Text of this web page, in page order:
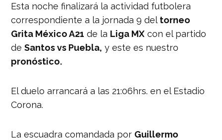
Esta noche finalizará la actividad futbolera
correspondiente a la jornada 9 del torneo
Grita México A21 de la Liga MX con el partido
deSantos vs Puebla, y este es nuestro
pronóstico.
El duelo arrancará a las 21:06hrs. en el Estadio
Corona.
La escuadra comandada por Guillermo